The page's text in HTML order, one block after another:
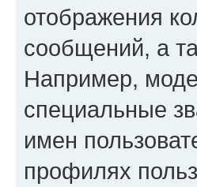
отображения
сообщений, а
Например,
специальные
имен
профилях